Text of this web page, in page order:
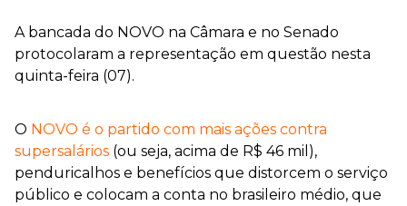
A bancada do NOVO na Câmara e no Senado
protocolaram a representação em questão nesta
quinta-feira (07).
O NOVO é o partido com mais ações contra
supersalários (ou seja, acima de R$ 46 mil),
penduricalhos e benefícios que distorcem o serviço
público e colocam a conta no brasileiro médio, que